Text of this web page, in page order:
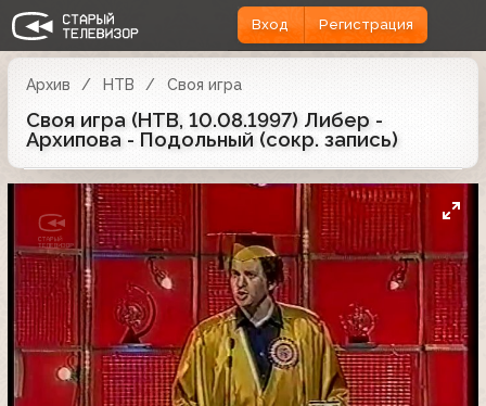
Вход Регистрация
Архив НТВ Своя игра
Своя игра (НТВ, 10.08.1997) Либер -
Архипова - Подольный (сокр. запись)